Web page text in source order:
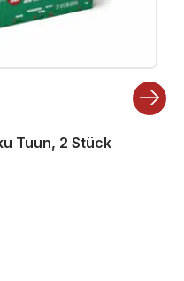
Tuun, 2 Stück